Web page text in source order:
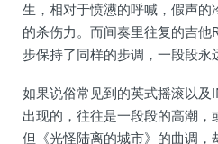
生，相对于愤懑的呼喊，假声的
的杀伤力。而间奏里往复的吉他
步保持了同样的步调，一段段永
如果说俗常见到的英式摇滚以及
出现的，往往是一段段的高潮，
但《光怪陆离的城市》的曲调，